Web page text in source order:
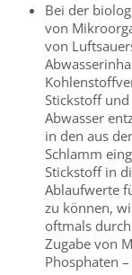
Bei der
von
von
Stickstoff
Abwasser
in den aus
Schlamm
Stickstoff in
Ablaufwerte
zu können,
oftmals
Zugabe von
Phosphaten